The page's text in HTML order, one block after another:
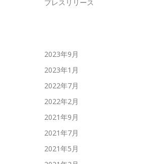
プレスリリース
2023年9月
2023年1月
2022年7月
2022年2月
2021年9月
2021年7月
2021年5月